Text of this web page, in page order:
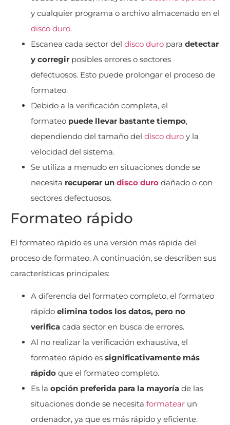
y cualquier programa o archivo almacenado en el
disco duro.
Escanea cada sector del disco duro para detectar
y corregir posibles errores o sectores
defectuosos. Esto puede prolongar el proceso de
formateo.
Debido a la verificación completa, el
formateo puede llevar bastante tiempo,
dependiendo del tamaño del disco duro y la
velocidad del sistema.
Se utiliza a menudo en situaciones donde se
necesita recuperar un disco duro dañado o con
sectores defectuosos.
Formateo rápido
El formateo rápido es una versión más rápida del
proceso de formateo. A continuación, se describen sus
características principales:
A diferencia del formateo completo, el formateo
rápido elimina todos los datos, pero no
verifica cada sector en busca de errores.
Al no realizar la verificación exhaustiva, el
formateo rápido es significativamente más
rápido que el formateo completo.
Es la opción preferida para la mayoría de las
situaciones donde se necesita formatear un
ordenador, ya que es más rápido y eficiente.